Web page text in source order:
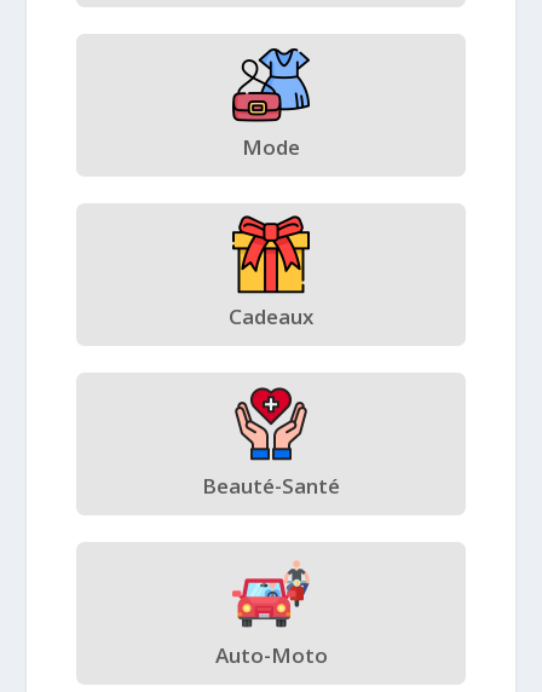
Mode
Cadeaux
Beauté-Santé
Auto-Moto